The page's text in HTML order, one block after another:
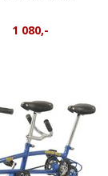
1 080,-